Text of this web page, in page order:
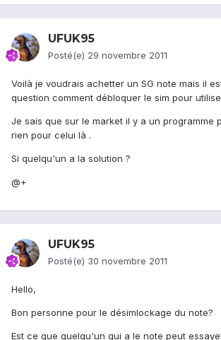
UFUK95
Posté(e) 29 novembre 2011
Voilà je voudrais achetter un SG note mais il
question comment débloquer le sim pour
Je sais que sur le market il y a un programme
rien pour celui là .
Si quelqu'un a la solution ?
@+
UFUK95
Posté(e) 30 novembre 2011
Hello,
Bon personne pour le désimlockage du note?
Est ce que quelqu'un qui a le note peut